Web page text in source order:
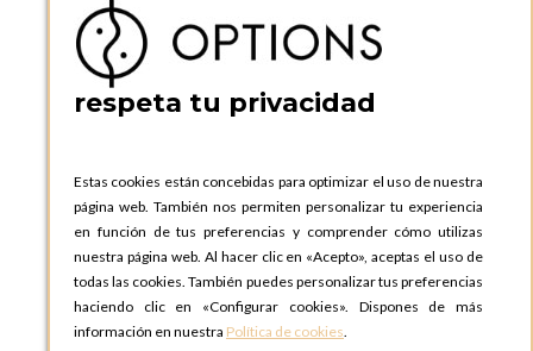
08130 Santa Perpetua de Moguda, Barcelona
ESPAñA
Teléfono:
+34 935 724 041
OPTIONS BARCELONA SHOWROOM
ESPAñA
Teléfono:+34 935 724 041
OPTIONS MADRID
C. Lucio Emilio Cándido, 6,
28803 Alcalá de Henares, Madrid
ESPAñA
respeta tu privacidad
Estas cookies están concebidas para optimizar el uso de nuestra
página web. También nos permiten personalizar tu experiencia
en función de tus preferencias y comprender cómo utilizas
nuestra página web. Al hacer clic en «Acepto», aceptas el uso de
todas las cookies. También puedes personalizar tus preferencias
haciendo clic en «Configurar cookies». Dispones de más
información en nuestra Política de cookies.